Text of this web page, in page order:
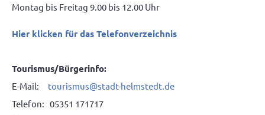
Montag bis Freitag 9.00 bis 12.00 Uhr
Hier klicken für das Telefonverzeichnis
Tourismus/Bürgerinfo:
E-Mail: tourismus@stadt-helmstedt.de
Telefon: 05351 171717